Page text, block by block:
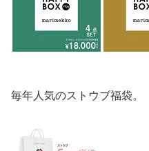
毎年人気のストウブ福袋。